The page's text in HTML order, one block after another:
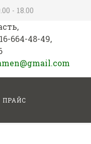
- 18.00
664-48-49,
ПРАЙС